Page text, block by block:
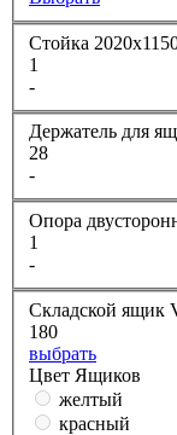
Стойка
1
-
28
-
Опора
1
-
Складской ящик
180
выбрать
Цвет Ящиков
желтый
красный